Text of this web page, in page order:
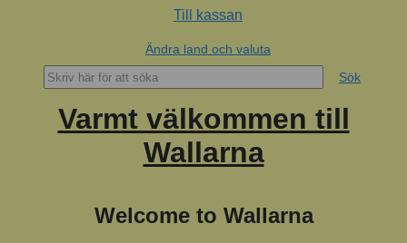
Till kassan
Ändra land och valuta
Sök
Varmt välkommen till
Wallarna
Welcome to Wallarna